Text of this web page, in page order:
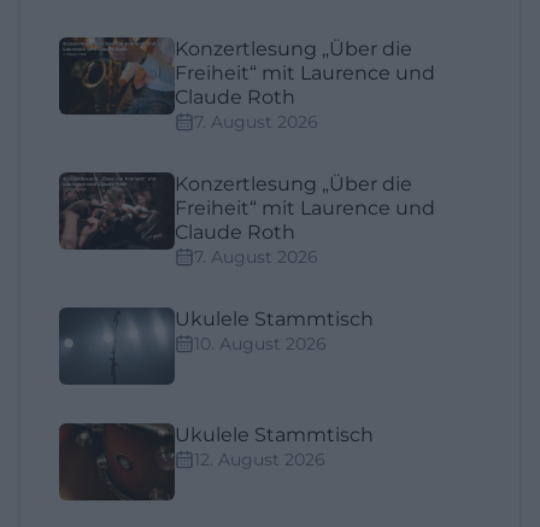
Konzertlesung „Über die
Freiheit“ mit Laurence und
Claude Roth
7. August 2026
Konzertlesung „Über die
Freiheit“ mit Laurence und
Claude Roth
7. August 2026
Ukulele Stammtisch
10. August 2026
Ukulele Stammtisch
12. August 2026